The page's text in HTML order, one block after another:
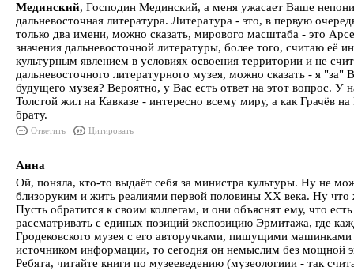
Мединский, Господин Мединский, а меня ужасает Ваше
дальневосточная литература. Литература - это, в первую
только два имени, можно сказать, мирового масштаба - это
значения дальневосточной литературы, более того, считаю её
культурным явлением в условиях освоения территории и не
дальневосточного литературного музея, можно сказать - я "за"
будущего музея? Вероятно, у Вас есть ответ на этот вопрос. У
Толстой жил на Кавказе - интересно всему миру, а как Грачёв
брату.
Ответить Цитировать
Анна
Ой, поняла, кто-то выдаёт себя за министра культуры. Ну не
близоруким и жить реалиями первой половины ХХ века. Ну что
Пусть обратится к своим коллегам, и они объяснят ему, что
рассматривать с единых позиций экспозицию Эрмитажа, где
Гродековского музея с его авторучками, пишущими
источником информации, то сегодня он немыслим без мощной
Ребята, читайте книги по музееведению (музеологиии - так